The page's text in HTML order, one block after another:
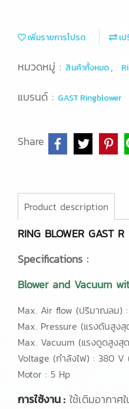
เพิ่มรายการโปรด เ
หมวดหมู่ : สินค้าทั้งหมด,
แบรนด์ : GAST Ringblower
Share
Product description
RING BLOWER GAST
Specifications :
Blower and Vacuum
Max. Air flow (ปริมาณลม) :
Max. Pressure (แรงดันสูงสุ
Max. Vacuum (แรงดูดสูงสุ
Voltage (กำลังไฟ) : 380 V
Motor : 5 Hp
การใช้งาน : ใช้เติมอากา